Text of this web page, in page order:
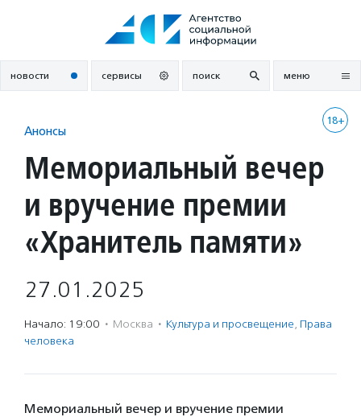
новости сервисы поиск меню
18+
Анонсы
Мемориальный вечер
и вручение премии
«Хранитель памяти»
27.01.2025
Начало: 19:00 · Москва · Культура и просвещение, Права
человека
Мемориальный вечер и вручение премии